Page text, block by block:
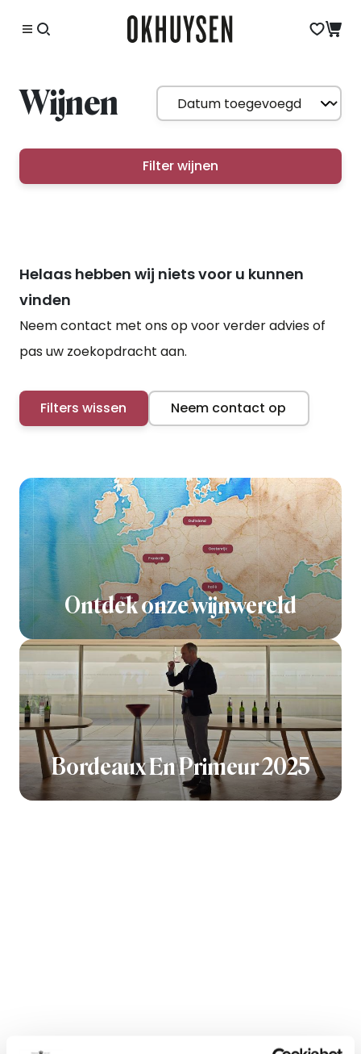
Wijnen
Filter wijnen
Helaas hebben wij niets voor u kunnen
vinden
Neem contact met ons op voor verder advies of
pas uw zoekopdracht aan.
Filters wissen Neem contact op
Ontdek onze wijnwereld
Bordeaux En Primeur 2025